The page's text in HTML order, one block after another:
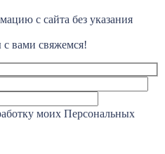
с сайта без указания
вами свяжемся!
моих Персональных